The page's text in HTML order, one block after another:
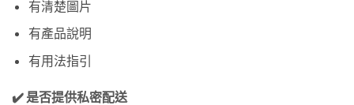
有清楚圖片
有產品說明
有用法指引
✔️ 是否提供私密配送